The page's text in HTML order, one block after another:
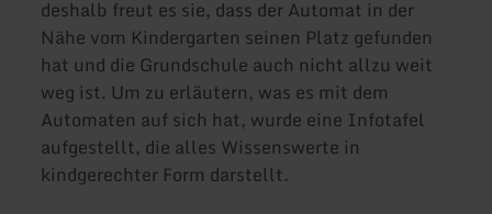
deshalb freut es sie, dass der Automat in der
Nähe vom Kindergarten seinen Platz gefunden
hat und die Grundschule auch nicht allzu weit
weg ist. Um zu erläutern, was es mit dem
Automaten auf sich hat, wurde eine Infotafel
aufgestellt, die alles Wissenswerte in
kindgerechter Form darstellt.